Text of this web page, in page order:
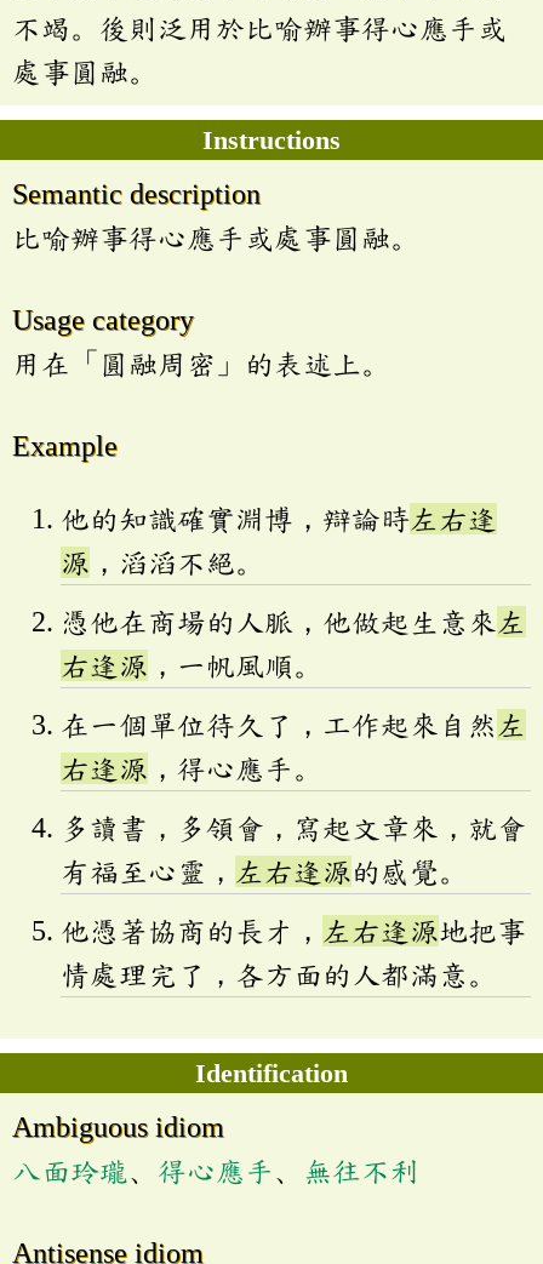
不竭。後則泛用於比喻辦事得心應手或
處事圓融。
Instructions
Semantic description
比喻辦事得心應手或處事圓融。
Usage category
用在「圓融周密」的表述上。
Example
他的知識確實淵博，辯論時左右逢
源 ，滔滔不絕。
憑他在商場的人脈，他做起生意來 左
右逢源 ，一帆風順。
在一個單位待久了，工作起來自然 左
右逢源 ，得心應手。
多讀書，多領會，寫起文章來，就會
有福至心靈， 左右逢源的感覺。
他憑著協商的長才， 左右逢源地把事
情處理完了，各方面的人都滿意。
Identification
Ambiguous idiom
八面玲瓏、 得心應手、 無往不利
Antisense idiom